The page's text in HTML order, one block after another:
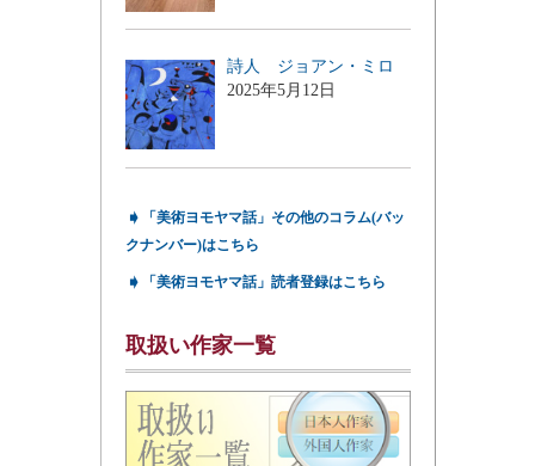
詩人 ジョアン・ミロ
2025年5月12日
➧
「美術ヨモヤマ話」その他のコラム(バッ
クナンバー)はこちら
➧ 「美術ヨモヤマ話」読者登録はこちら
取扱い作家一覧